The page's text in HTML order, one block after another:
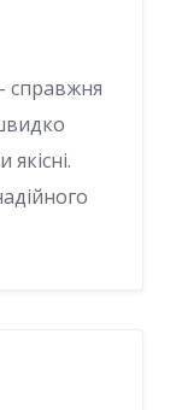
справжня